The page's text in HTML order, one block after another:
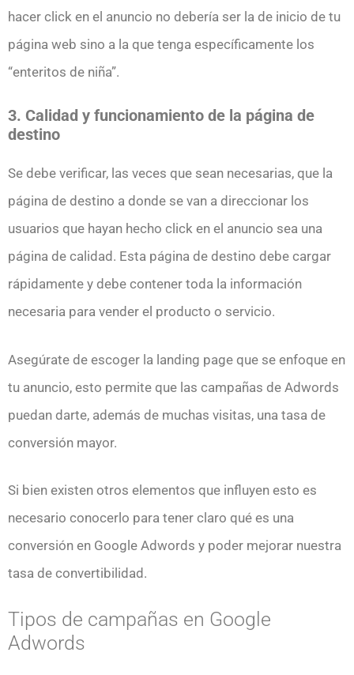
hacer click en el anuncio no debería ser la de inicio de tu
página web sino a la que tenga específicamente los
“enteritos de niña”.
3. Calidad y funcionamiento de la página de
destino
Se debe verificar, las veces que sean necesarias, que la
página de destino a donde se van a direccionar los
usuarios que hayan hecho click en el anuncio sea una
página de calidad. Esta página de destino debe cargar
rápidamente y debe contener toda la información
necesaria para vender el producto o servicio.
Asegúrate de escoger la landing page que se enfoque en
tu anuncio, esto permite que las campañas de Adwords
puedan darte, además de muchas visitas, una tasa de
conversión mayor.
Si bien existen otros elementos que influyen esto es
necesario conocerlo para tener claro qué es una
conversión en Google Adwords y poder mejorar nuestra
tasa de convertibilidad.
Tipos de campañas en Google
Adwords